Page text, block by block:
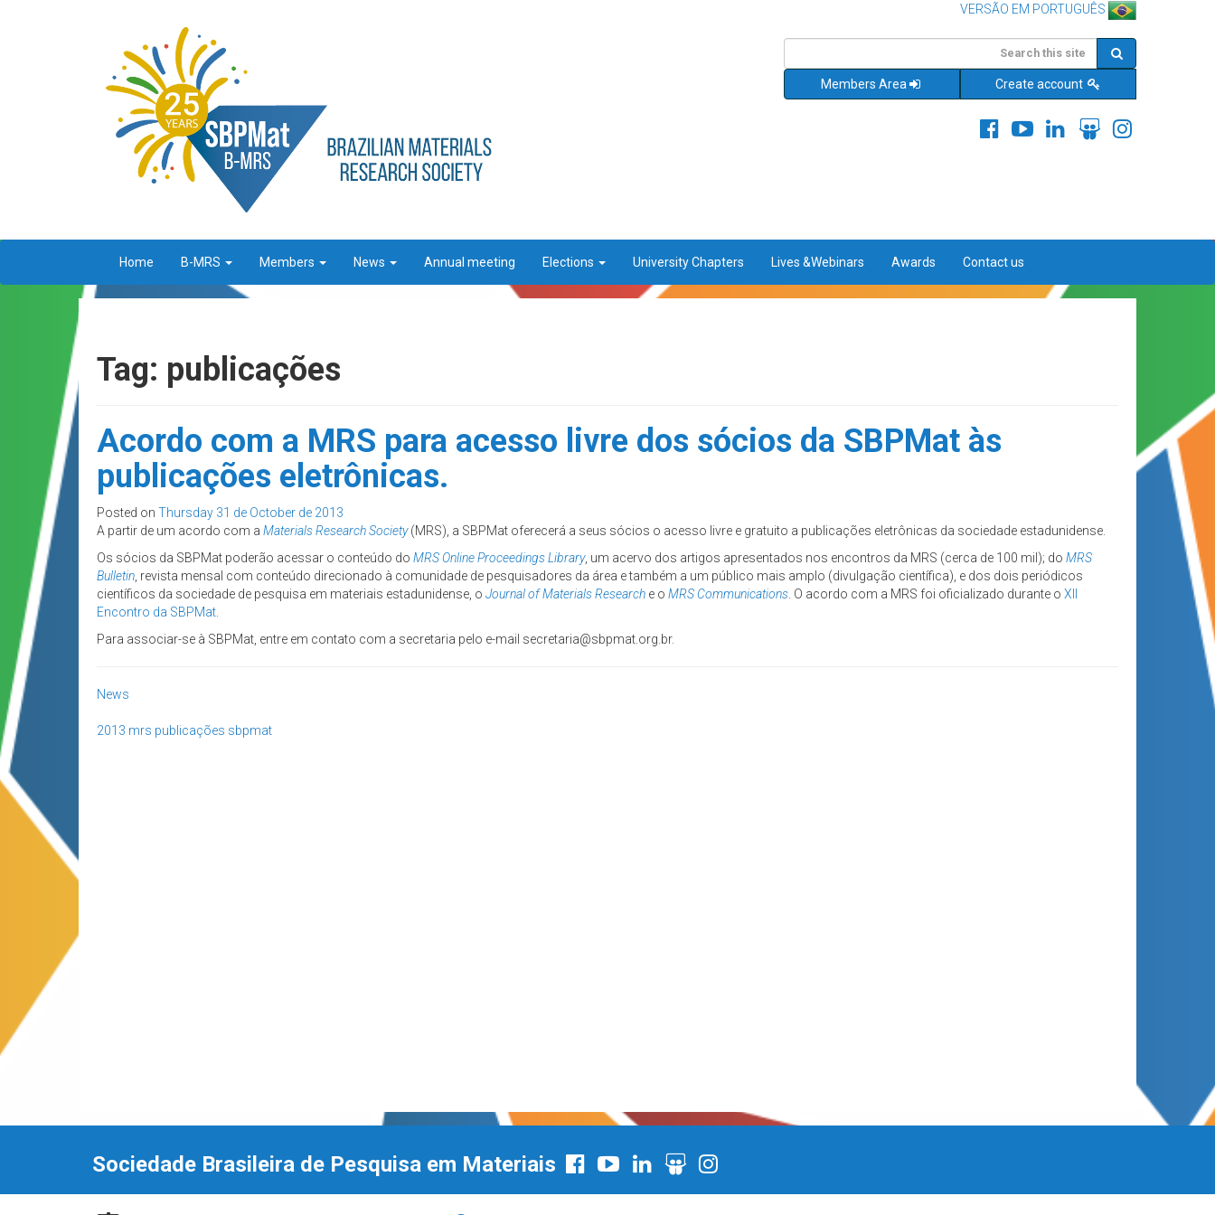
VERSÃO EM PORTUGUÊS
Members Area Create account
Home B-MRS Members News Annual meeting Elections University Chapters Lives &Webinars Awards Contact us
Tag: publicações
Acordo com a MRS para acesso livre dos sócios da SBPMat às
publicações eletrônicas.
Posted on Thursday 31 de October de 2013
A partir de um acordo com a Materials Research Society(MRS), a SBPMat oferecerá a seus sócios o acesso livre e gratuito a publicações eletrônicas da sociedade estadunidense.
Os sócios da SBPMat poderão acessar o conteúdo do MRS Online Proceedings Library, um acervo dos artigos apresentados nos encontros da MRS (cerca de 100 mil); do MRS
Bulletin , revista mensal com conteúdo direcionado à comunidade de pesquisadores da área e também a um público mais amplo (divulgação científica), e dos dois periódicos
científicos da sociedade de pesquisa em materiais estadunidense, o Journal of Materials Research e o MRS Communications . O acordo com a MRS foi oficializado durante o XII
Encontro da SBPMat
Para associar-se à SBPMat, entre em contato com a secretaria pelo e-mail secretaria@sbpmat.org.br.
News
2013 mrs publicações sbpmat
Sociedade Brasileira de Pesquisa em Materiais